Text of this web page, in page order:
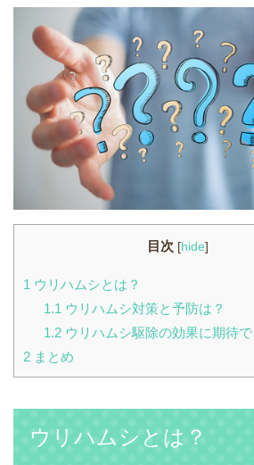
目次 [hide]
1 ウリハムシとは？
1.1 ウリハムシ対策と予防は？
1.2ウリハムシ駆除の効果に期待で
2 まとめ
ウリハムシとは？